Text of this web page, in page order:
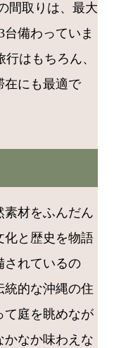
間取りは、最大
備わっていま
行はもちろん、
在にも最適で
素材をふんだん
化と歴史を物語
されているの
統的な沖縄の住
て庭を眺めなが
かなか味わえな